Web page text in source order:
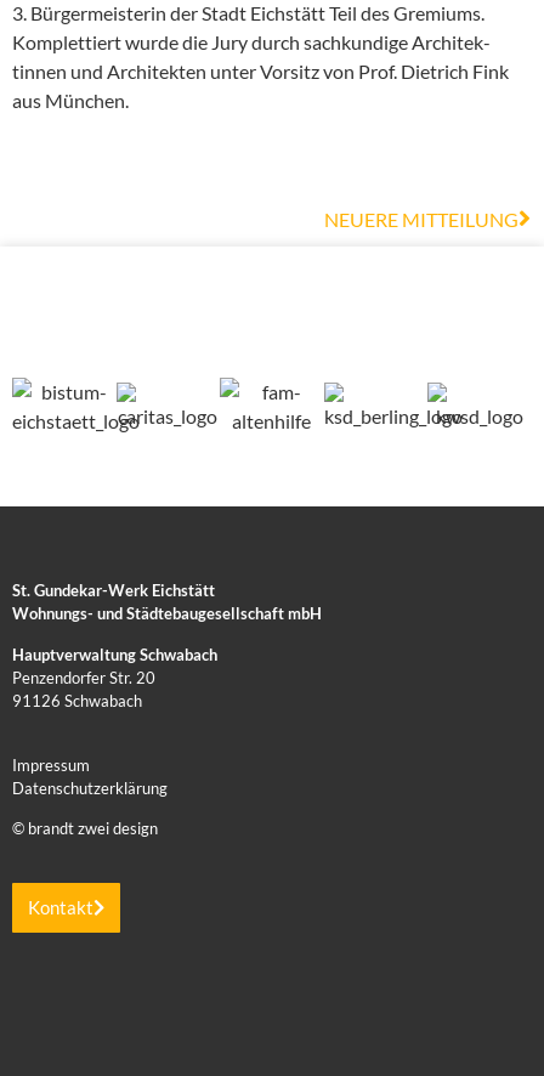
3. Bürger­meis­terin der Stadt Eichstätt Teil des Gremiums.
Komplet­tiert wurde die Jury durch sachkundige Archi­tek­
tinnen und Archi­tekten unter Vorsitz von Prof. Dietrich Fink
aus München.
NEUERE MITTEILUNG
St. Gundekar-Werk Eichstätt
Wohnungs- und Städtebaugesellschaft mbH
Hauptverwaltung Schwabach
Penzendorfer Str. 20
91126 Schwabach
Impressum
Datenschutzerklärung
© brandt zwei design
Kontakt